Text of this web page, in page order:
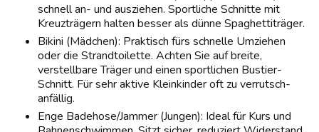
schnell an- und ausziehen. Sportliche Schnitte mit
Kreuzträgern halten besser als dünne Spaghettiträger.
Bikini (Mädchen): Praktisch fürs schnelle Umziehen
oder die Strandtoilette. Achten Sie auf breite,
verstellbare Träger und einen sportlichen Bustier-
Schnitt. Für sehr aktive Kleinkinder oft zu verrutsch-
anfällig.
Enge Badehose/Jammer (Jungen): Ideal für Kurs und